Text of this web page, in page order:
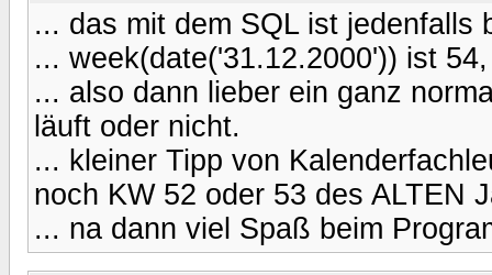
... das mit dem SQL ist jedenfalls
... week(date('31.12.2000')) ist
... also dann lieber ein ganz
läuft oder nicht.
... kleiner Tipp von
noch KW 52 oder 53 des ALTEN
... na dann viel Spaß beim